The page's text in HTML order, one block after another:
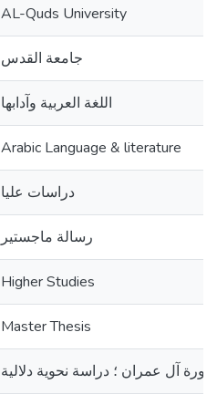
AL-Quds University
جامعة القدس
اللغة العربية وآدابها
Arabic Language & literature
دراسات عليا
رسالة ماجستير
Higher Studies
Master Thesis
سورة آل عمران ؛ دراسة نحوية دلالية